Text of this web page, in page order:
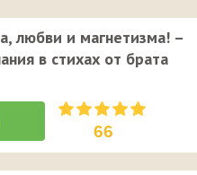
любви и магнетизма! –
в стихах от брата
66